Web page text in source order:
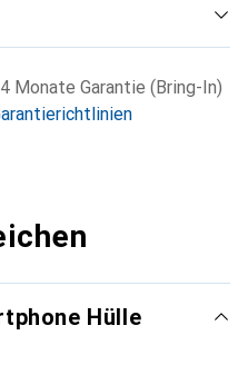
Monate Garantie (Bring-In)
Hülle